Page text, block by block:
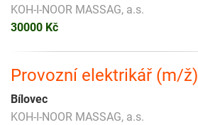
KOH-I-NOOR MASSAG, a.s.
30000 Kč
Provozní elektrikář (m/ž)
Bílovec
KOH-I-NOOR MASSAG, a.s.